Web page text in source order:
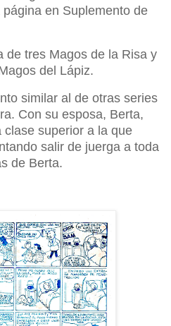
en Suplemento de
de tres Magos de la Risa y
del Lápiz.
similar al de otras series
Con su esposa, Berta,
superior a la que
salir de juerga a toda
de Berta.